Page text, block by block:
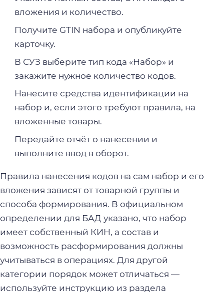
вложения и количество.
Получите GTIN набора и опубликуйте
карточку.
В СУЗ выберите тип кода «Набор» и
закажите нужное количество кодов.
Нанесите средства идентификации на
набор и, если этого требуют правила, на
вложенные товары.
Передайте отчёт о нанесении и
выполните ввод в оборот.
Правила нанесения кодов на сам набор и его
вложения зависят от товарной группы и
способа формирования. В официальном
определении для БАД указано, что набор
имеет собственный КИН, а состав и
возможность расформирования должны
учитываться в операциях. Для другой
категории порядок может отличаться —
используйте инструкцию из раздела